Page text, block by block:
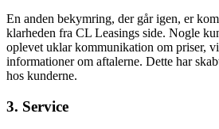
En anden bekymring, der går igen, er
klarheden fra CL Leasings side. Nogle
oplevet uklar kommunikation om priser,
informationer om aftalerne. Dette har
hos kunderne.
3. Service